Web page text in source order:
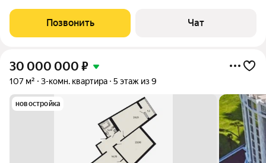
29.06.2026г. Состояние - без ремонта, установлена дверь,
радиаторы
Позвонить Чат
30 000 000 ₽
107 м² 3-комн. квартира 5 этаж из 9
новостройка